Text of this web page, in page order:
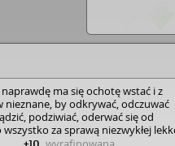
ma się ochotę wstać i z
nieznane, by odkrywać, odczuwać
podziwiać, oderwać się od
za sprawą niezwykłej
się autor. • Wojciech Cejrowski